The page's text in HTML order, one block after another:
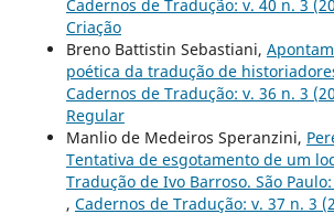
Cadernos de Tradução: v. 40 n. 3
Criação
Breno Battistin Sebastiani,
poética da tradução de
Cadernos de Tradução: v. 36 n. 3
Regular
Manlio de Medeiros Speranzini,
Tentativa de esgotamento de um
Tradução de Ivo Barroso. São
, Cadernos de Tradução: v. 37 n. 3